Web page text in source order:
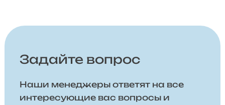
Задайте вопрос
Наши менеджеры ответят на все
интересующие вас вопросы и